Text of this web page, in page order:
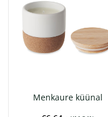
Menkaure küünal